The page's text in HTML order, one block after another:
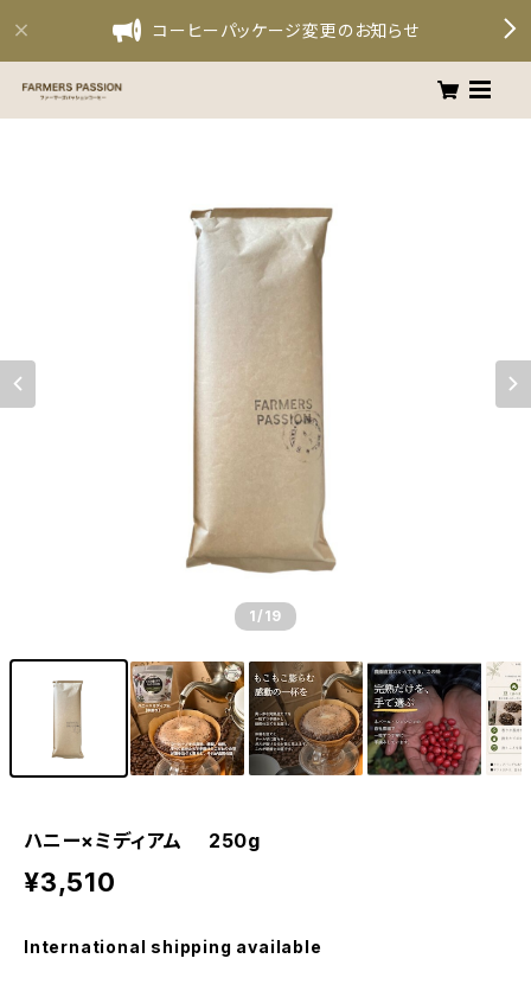
コーヒーパッケージ変更のお知らせ
1 /19
ハニー×ミディアム 250g
¥3,510
International shipping available